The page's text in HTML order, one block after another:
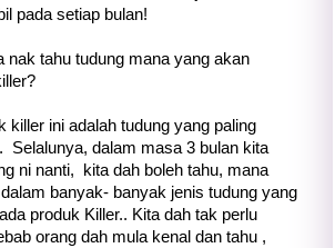
pada setiap bulan!
nak tahu tudung mana yang akan
killer ini adalah tudung yang paling
Selalunya, dalam masa 3 bulan kita
ni nanti, kita dah boleh tahu, mana
banyak- banyak jenis tudung yang
produk Killer.. Kita dah tak perlu
orang dah mula kenal dan tahu ,